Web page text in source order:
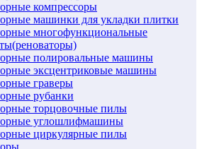
компрессоры
машинки для укладки плитки
многофункциональные
полировальные машины
эксцентриковые машины
граверы
рубанки
торцовочные пилы
углошлифмашины
циркулярные пилы